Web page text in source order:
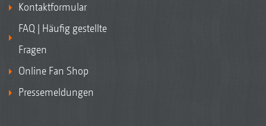
Kontaktformular
FAQ | Häufig gestellte
Fragen
Online Fan Shop
Pressemeldungen